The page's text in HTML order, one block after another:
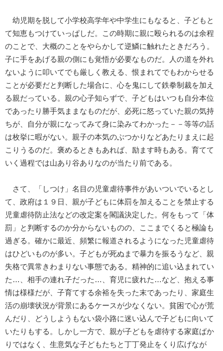
幼児期を脱して小学校高学年や中学生にもなると、子どもと
て知恵もつけていっぱしだ。この時期に親に殴られるのは余程
のことで、大概のことをやらかして逆鱗に触れたときだろう。
子に手をあげる親の側にも覚悟が必要なものだ。人の道を外れ
ないように叩いてでも厳しく教える、恨まれてでもわからせる
ことが必要だと判断した場合に、心を鬼にして鉄拳制裁を加え
る親だっている。親の心子知らずで、子どもはいつも自分本位
であったり勝手気ままなものだが、必死に怒っていた親の気持
ちが、自分が親になってみて身に染みてわかった－－等等の話
は枚挙に暇がない。親子の本気のぶつかりなどあたりまえに起
こりうるのだ。褒めるときもあれば、励ます時もある。育てて
いく過程では山あり谷ありなのが当たり前である。
さて、「しつけ」名目の児童虐待事件があいついでいるとし
て、政府は１９日、親が子どもに体罰を加えることを禁止する
児童虐待防止法などの改定案を閣議決定した。何をもって「体
罰」と判断するのか分からないものの、ここまでくると極論も
過ぎる。確かに最近、頻繁に報道されるようになった児童虐待
はひどいものが多い。子どもが死ぬまで暴力を振るうなど、親
失格で異常きわまりない事態である。精神的に追い込まれてい
た…、相手の連れ子だった…、育児に疲れた…など、抱える事
情は様様だが、子育てする余裕を失った末であったり、家庭生
活の崩壊状況が背景にあるケースが少なくない。貧困で心が荒
んだり、どうしようもない袋小路に迷い込んで子どもに向いて
いたりもする。しかし一方で、親が子どもを虐待する家庭ばか
りではなく、生意気な子どもたちと丁丁発止をくり広げなが